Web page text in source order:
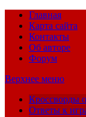
Главная
Карта сайта
Контакты
Об авторе
Форум
Верхнее меню
Кроссворды
Ответы к